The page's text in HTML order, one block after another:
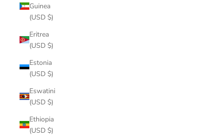
Guinea
(USD $)
Eritrea
(USD $)
Estonia
(USD $)
Eswatini
(USD $)
Ethiopia
(USD $)